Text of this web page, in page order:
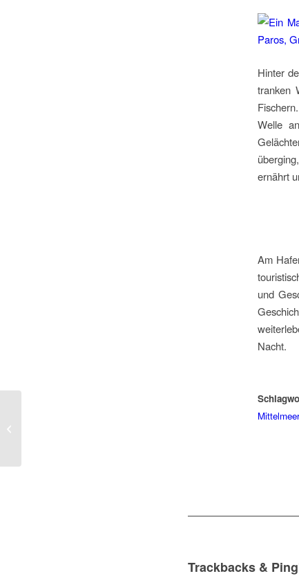
Hinter
tranken
Welle
ernährt
Am
und
Nacht.
Mittelmeer
Trackbacks &